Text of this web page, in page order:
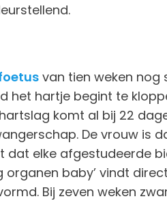
van tien weken nog
het hartje begint te
komt al bij 22
De vrouw is
dat elke afgestudeerde
organen baby’ vindt
Bij zeven weken